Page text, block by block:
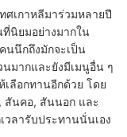
ศเกาหลีมาร่วมหลายปี
ที่นิยมอย่างมากใน
นนึกถึงมักจะเป็น
นมากและยังมีเมนูอื่น ๆ
ลือกทานอีกด้วย โดย
สันคอ, สันนอก และ
ลารับประทานนั่นเอง